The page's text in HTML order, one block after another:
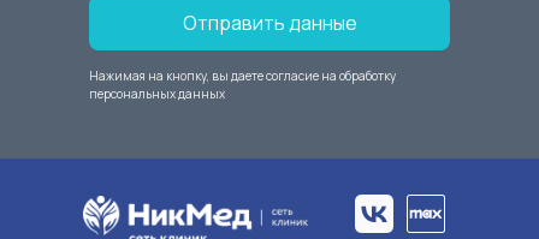
Отправить данные
Нажимая на кнопку, вы даете согласие на обработку
персональных данных